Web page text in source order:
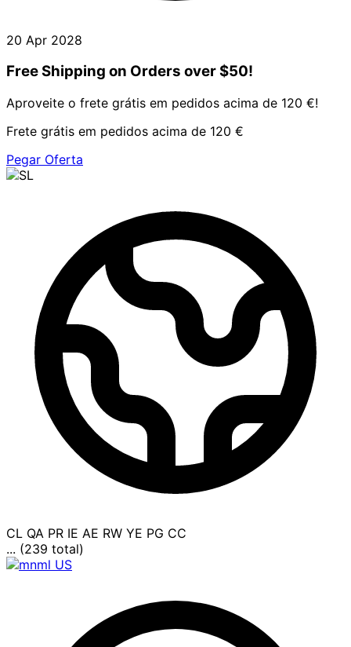
20 Apr 2028
Free Shipping on Orders over $50!
Aproveite o frete grátis em pedidos acima de 120 €!
Frete grátis em pedidos acima de 120 €
Pegar Oferta
CL QA PR IE AE RW YE PG CC
... (239 total)